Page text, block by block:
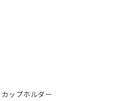
ップホルダー